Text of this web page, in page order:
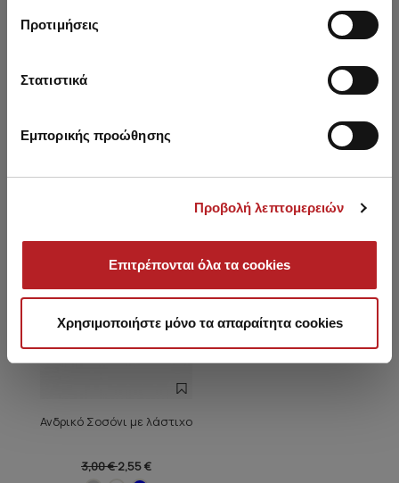
Προτιμήσεις
Στατιστικά
Εμπορικής προώθησης
Προβολή λεπτομερειών
Επιτρέπονται όλα τα cookies
Χρησιμοποιήστε μόνο τα απαραίτητα cookies
Ανδρικό Σοσόνι με λάστιχο
3,00 €2,55 €